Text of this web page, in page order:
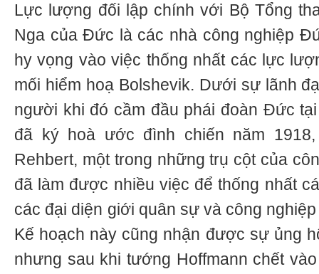
Lực lượng đối lập chính với Bộ Tổng
Nga của Đức là các nhà công nghiệp
hy vọng vào việc thống nhất các lực
mối hiểm hoạ Bolshevik. Dưới sự lãnh
người khi đó cầm đầu phái đoàn Đức
đã ký hoà ước đình chiến năm
Rehbert, một trong những trụ cột của
đã làm được nhiều việc để thống nhất
các đại diện giới quân sự và công
Kế hoạch này cũng nhận được sự ủng
nhưng sau khi tướng Hoffmann chết